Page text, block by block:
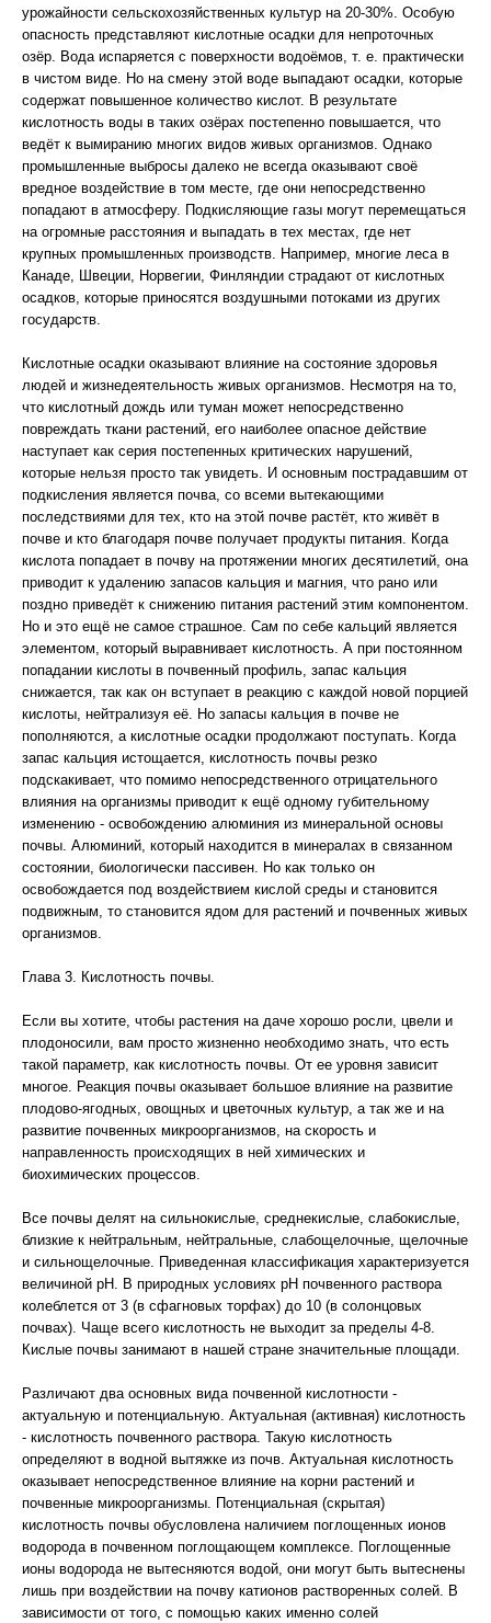
урожайности сельскохозяйственных культур на 20-30%. Особую
опасность представляют кислотные осадки для непроточных
озёр. Вода испаряется с поверхности водоёмов, т. е. практически
в чистом виде. Но на смену этой воде выпадают осадки, которые
содержат повышенное количество кислот. В результате
кислотность воды в таких озёрах постепенно повышается, что
ведёт к вымиранию многих видов живых организмов. Однако
промышленные выбросы далеко не всегда оказывают своё
вредное воздействие в том месте, где они непосредственно
попадают в атмосферу. Подкисляющие газы могут перемещаться
на огромные расстояния и выпадать в тех местах, где нет
крупных промышленных производств. Например, многие леса в
Канаде, Швеции, Норвегии, Финляндии страдают от кислотных
осадков, которые приносятся воздушными потоками из других
государств.
Кислотные осадки оказывают влияние на состояние здоровья
людей и жизнедеятельность живых организмов. Несмотря на то,
что кислотный дождь или туман может непосредственно
повреждать ткани растений, его наиболее опасное действие
наступает как серия постепенных критических нарушений,
которые нельзя просто так увидеть. И основным пострадавшим от
подкисления является почва, со всеми вытекающими
последствиями для тех, кто на этой почве растёт, кто живёт в
почве и кто благодаря почве получает продукты питания. Когда
кислота попадает в почву на протяжении многих десятилетий, она
приводит к удалению запасов кальция и магния, что рано или
поздно приведёт к снижению питания растений этим компонентом.
Но и это ещё не самое страшное. Сам по себе кальций является
элементом, который выравнивает кислотность. А при постоянном
попадании кислоты в почвенный профиль, запас кальция
снижается, так как он вступает в реакцию с каждой новой порцией
кислоты, нейтрализуя её. Но запасы кальция в почве не
пополняются, а кислотные осадки продолжают поступать. Когда
запас кальция истощается, кислотность почвы резко
подскакивает, что помимо непосредственного отрицательного
влияния на организмы приводит к ещё одному губительному
изменению - освобождению алюминия из минеральной основы
почвы. Алюминий, который находится в минералах в связанном
состоянии, биологически пассивен. Но как только он
освобождается под воздействием кислой среды и становится
подвижным, то становится ядом для растений и почвенных живых
организмов.
Глава 3. Кислотность почвы.
Если вы хотите, чтобы растения на даче хорошо росли, цвели и
плодоносили, вам просто жизненно необходимо знать, что есть
такой параметр, как кислотность почвы. От ее уровня зависит
многое. Реакция почвы оказывает большое влияние на развитие
плодово-ягодных, овощных и цветочных культур, а так же и на
развитие почвенных микроорганизмов, на скорость и
направленность происходящих в ней химических и
биохимических процессов.
Все почвы делят на сильнокислые, среднекислые, слабокислые,
близкие к нейтральным, нейтральные, слабощелочные, щелочные
и сильнощелочные. Приведенная классификация характеризуется
величиной рН. В природных условиях рН почвенного раствора
колеблется от 3 (в сфагновых торфах) до 10 (в солонцовых
почвах). Чаще всего кислотность не выходит за пределы 4-8.
Кислые почвы занимают в нашей стране значительные площади.
Различают два основных вида почвенной кислотности -
актуальную и потенциальную. Актуальная (активная) кислотность
- кислотность почвенного раствора. Такую кислотность
определяют в водной вытяжке из почв. Актуальная кислотность
оказывает непосредственное влияние на корни растений и
почвенные микроорганизмы. Потенциальная (скрытая)
кислотность почвы обусловлена наличием поглощенных ионов
водорода в почвенном поглощающем комплексе. Поглощенные
ионы водорода не вытесняются водой, они могут быть вытеснены
лишь при воздействии на почву катионов растворенных солей. В
зависимости от того, с помощью каких именно солей